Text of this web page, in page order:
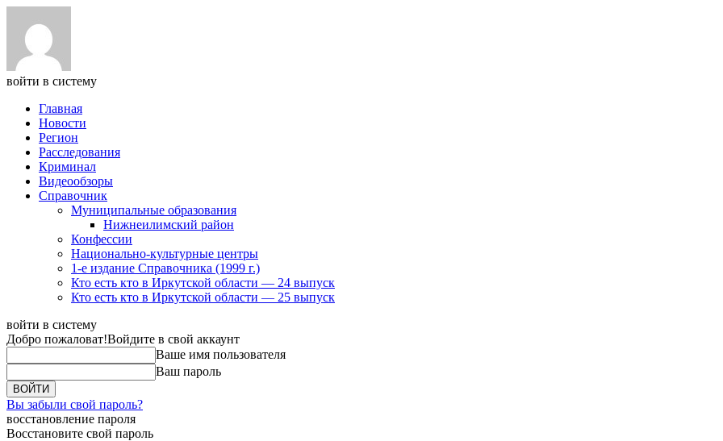
войти в систему
Главная
Новости
Регион
Расследования
Криминал
Видеообзоры
Справочник
Муниципальные образования
Нижнеилимский район
Конфессии
Национально-культурные центры
1-е издание Справочника (1999 г.)
Кто есть кто в Иркутской области — 24 выпуск
Кто есть кто в Иркутской области — 25 выпуск
войти в систему
Добро пожаловат!Войдите в свой аккаунт
Ваше имя пользователя
Ваш пароль
Вы забыли свой пароль?
восстановление пароля
Восстановите свой пароль